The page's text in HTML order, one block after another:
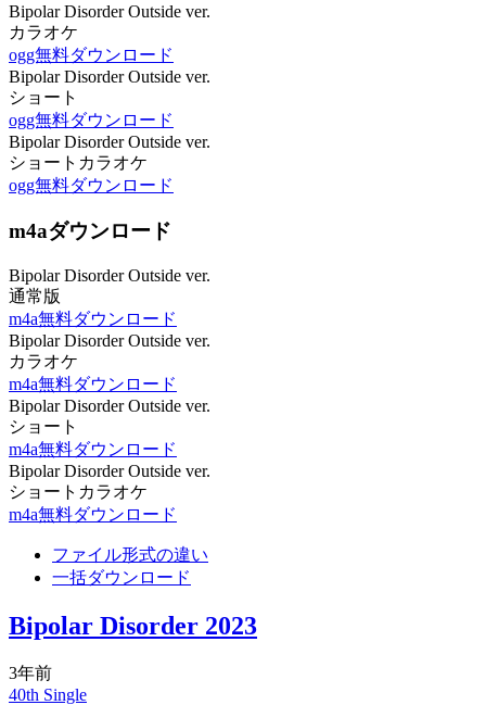
Bipolar Disorder Outside ver.
カラオケ
ogg無料ダウンロード
Bipolar Disorder Outside ver.
ショート
ogg無料ダウンロード
Bipolar Disorder Outside ver.
ショートカラオケ
ogg無料ダウンロード
m4aダウンロード
Bipolar Disorder Outside ver.
通常版
m4a無料ダウンロード
Bipolar Disorder Outside ver.
カラオケ
m4a無料ダウンロード
Bipolar Disorder Outside ver.
ショート
m4a無料ダウンロード
Bipolar Disorder Outside ver.
ショートカラオケ
m4a無料ダウンロード
ファイル形式の違い
一括ダウンロード
Bipolar Disorder 2023
3年前
40th Single